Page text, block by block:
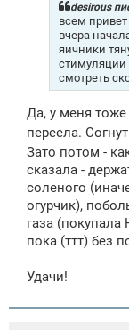
desirous
всем привет
вчера
яичники
стимуляции
смотреть
Да, у меня
переела.
Зато потом -
сказала -
соленого
огурчик),
газа
пока (ттт) без
Удачи!